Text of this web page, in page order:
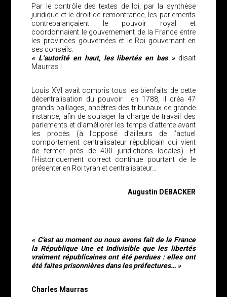
Par le contrôle des textes de loi, par la synthèse
juridique et le droit de remontrance, les parlements
contrebalançaient le pouvoir royal et
coordonnaient le gouvernement de la France entre
les provinces gouvernées et le Roi gouvernant en
ses conseils.
« L’autorité en haut, les libertés en bas »disait
Maurras !
Louis XVI avait compris tous les bienfaits de cette
décentralisation du pouvoir : en 1788, il créa 47
grands baillages, ancêtres des tribunaux de grande
instance, afin de soulager la charge de travail des
parlements et d’améliorer les temps d’attente avant
les procès (à l’opposé d’ailleurs de l’actuel
comportement centralisateur républicain qui vient
de fermer près de 400 juridictions locales). Et
l’Historiquement correct continue pourtant de le
présenter en Roi tyran et centralisateur…
Augustin DEBACKER
« C’est au moment ou nous avons fait de la France
la République Une et Indivisible que les libertés
vraiment républicaines ont été perdues : elles ont
été faites prisonnières dans les préfectures… »
Charles Maurras